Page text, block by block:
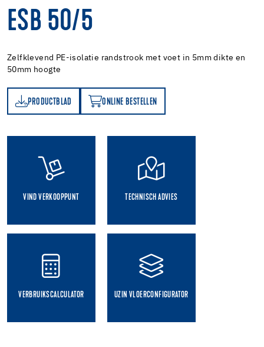
ESB 50/5
Zelfklevend PE-isolatie randstrook met voet in 5mm dikte en
50mm hoogte
PRODUCTBLAD ONLINE BESTELLEN
ONLINE BESTELLEN
VIND VERKOOPPUNT TECHNISCH ADVIES
VERBRUIKSCALCULATOR UZIN VLOERCONFIGURATOR